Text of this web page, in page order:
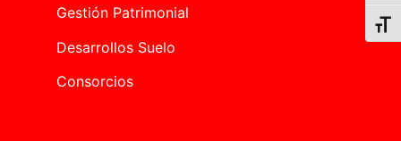
Gestión Patrimonial
Desarrollos Suelo
Consorcios